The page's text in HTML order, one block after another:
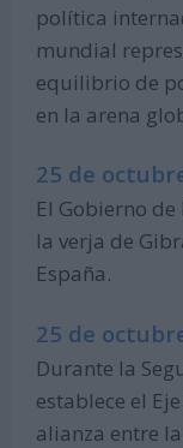
política
mundial
equilibrio de
en la arena
25 de
El Gobierno
la verja de
España.
25 de
Durante la
establece el
alianza entre